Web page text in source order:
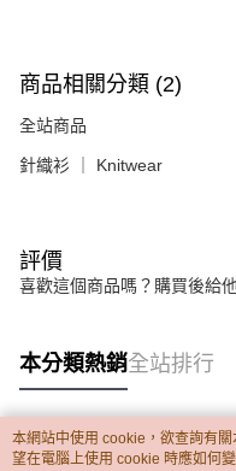
商品相關分類 (2)
全站商品
針織衫 ｜ Knitwear
評價
喜歡這個商品嗎？購買後給
本分類熱銷全站排行
熱門標籤
本網站中使用 cookie，欲查詢有
望在電腦上使用 cookie 時應如何